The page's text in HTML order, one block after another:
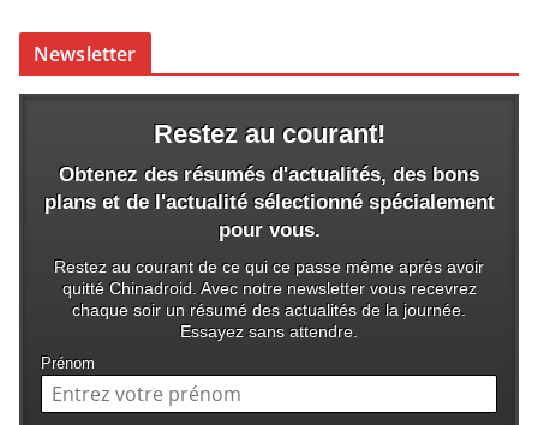
Newsletter
Restez au courant!
Obtenez des résumés d'actualités, des bons
plans et de l'actualité sélectionné spécialement
pour vous.
Restez au courant de ce qui ce passe même après avoir
quitté Chinadroid. Avec notre newsletter vous recevrez
chaque soir un résumé des actualités de la journée.
Essayez sans attendre.
Prénom